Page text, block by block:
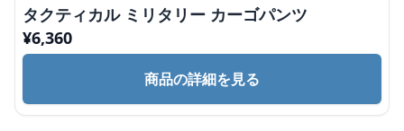
タクティカル ミリタリー カーゴパンツ
¥6,360
商品の詳細を見る